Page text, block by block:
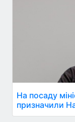
На посаду
призначили